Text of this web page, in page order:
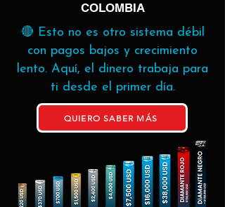
COLOMBIA
🔴 Esto no es otro sistema débil
con pagos bajos y crecimiento
lento. Aquí, el dinero trabaja para
ti desde el primer día.
QUIERO SABER MÁS